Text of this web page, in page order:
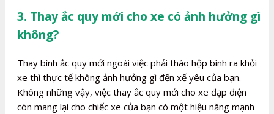
3. Thay ắc quy mới cho xe có ảnh hưởng gì
không?
Thay bình ắc quy mới ngoài việc phải tháo hộp bình ra khỏi
xe thì thực tế không ảnh hưởng gì đến xế yêu của bạn.
Không những vậy, việc thay ắc quy mới cho xe đạp điện
còn mang lại cho chiếc xe của bạn có một hiệu năng mạnh